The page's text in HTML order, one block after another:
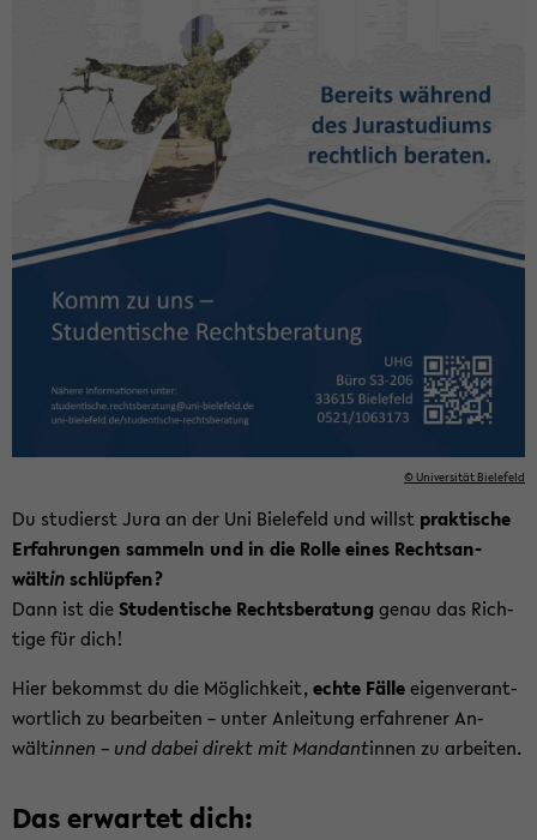
© Uni­ver­si­tät Bie­le­feld
Du stu­dierst Jura an der Uni Bie­le­feld und willst prak­ti­sche
Er­fah­run­gen sam­meln und in die Rolle eines Rechts­an­
wältinschlüp­fen?
Dann ist dieStu­den­ti­sche Rechts­be­ra­tunggenau das Rich­
ti­ge für dich!
Hier be­kommst du die Mög­lich­keit,echte Fälleei­gen­ver­ant­
wort­lich zu be­ar­bei­ten – unter An­lei­tung er­fah­re­ner An­
wältinnen – und dabei di­rekt mit Man­dantinnen zu ar­bei­ten.
Das er­war­tet dich: